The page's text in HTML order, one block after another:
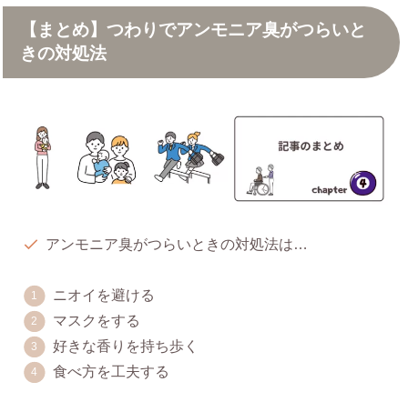
【まとめ】つわりでアンモニア臭がつらいと
きの対処法
アンモニア臭がつらいときの対処法は…
ニオイを避ける
マスクをする
好きな香りを持ち歩く
食べ方を工夫する